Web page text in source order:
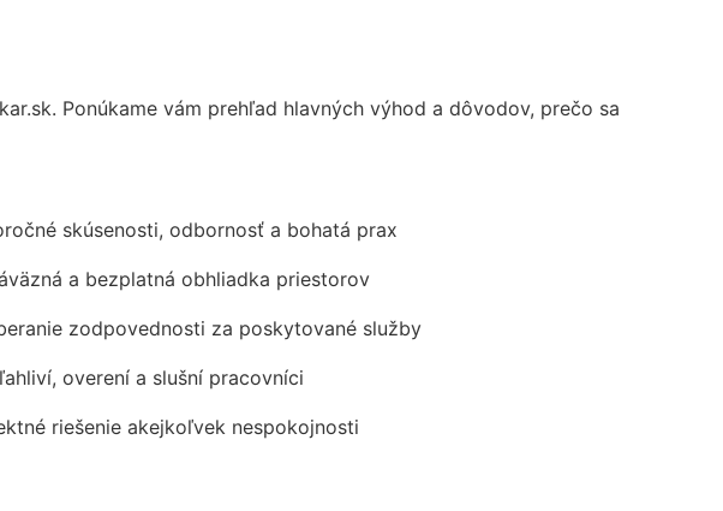
Ponúkame vám prehľad hlavných výhod a dôvodov, prečo sa
skúsenosti, odbornosť a bohatá prax
a bezplatná obhliadka priestorov
zodpovednosti za poskytované služby
overení a slušní pracovníci
riešenie akejkoľvek nespokojnosti